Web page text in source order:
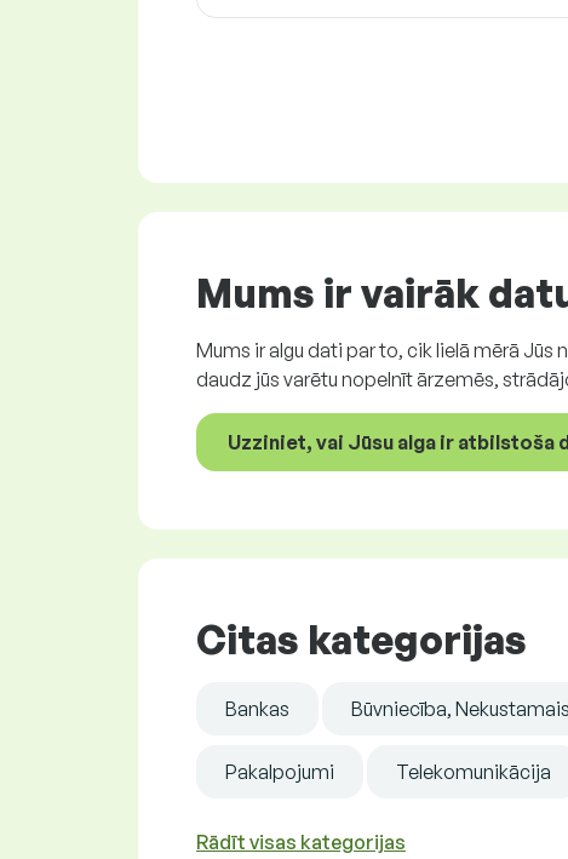
Mums ir vairāk
Mums ir algu dati par to, cik lielā mērā
daudz jūs varētu nopelnīt ārzemēs,
Uzziniet, vai Jūsu alga ir atbilstoša
Citas kategorijas
Bankas Būvniecība,
Pakalpojumi Telekomunikācija
Rādīt visas kategorijas